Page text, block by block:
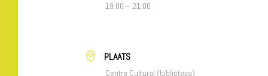
19:00 – 21:00
PLAATS
Centro Cultural (biblioteca)